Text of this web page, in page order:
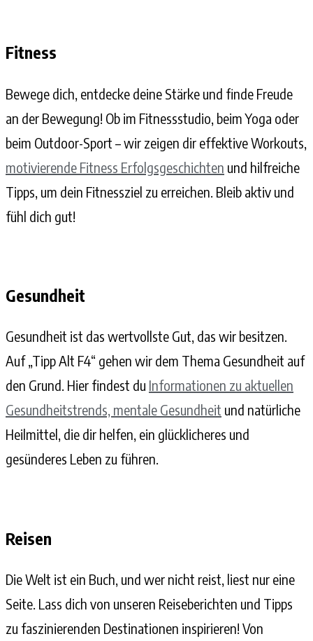
Fitness
Bewege dich, entdecke deine Stärke und finde Freude
an der Bewegung! Ob im Fitnessstudio, beim Yoga oder
beim Outdoor-Sport – wir zeigen dir effektive Workouts,
motivierende Fitness Erfolgsgeschichten und hilfreiche
Tipps, um dein Fitnessziel zu erreichen. Bleib aktiv und
fühl dich gut!
Gesundheit
Gesundheit ist das wertvollste Gut, das wir besitzen.
Auf „Tipp Alt F4“ gehen wir dem Thema Gesundheit auf
den Grund. Hier findest du Informationen zu aktuellen
Gesundheitstrends, mentale Gesundheit und natürliche
Heilmittel, die dir helfen, ein glücklicheres und
gesünderes Leben zu führen.
Reisen
Die Welt ist ein Buch, und wer nicht reist, liest nur eine
Seite. Lass dich von unseren Reiseberichten und Tipps
zu faszinierenden Destinationen inspirieren! Von